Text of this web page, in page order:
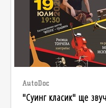
AutoDoc
"Суинг класик" ще